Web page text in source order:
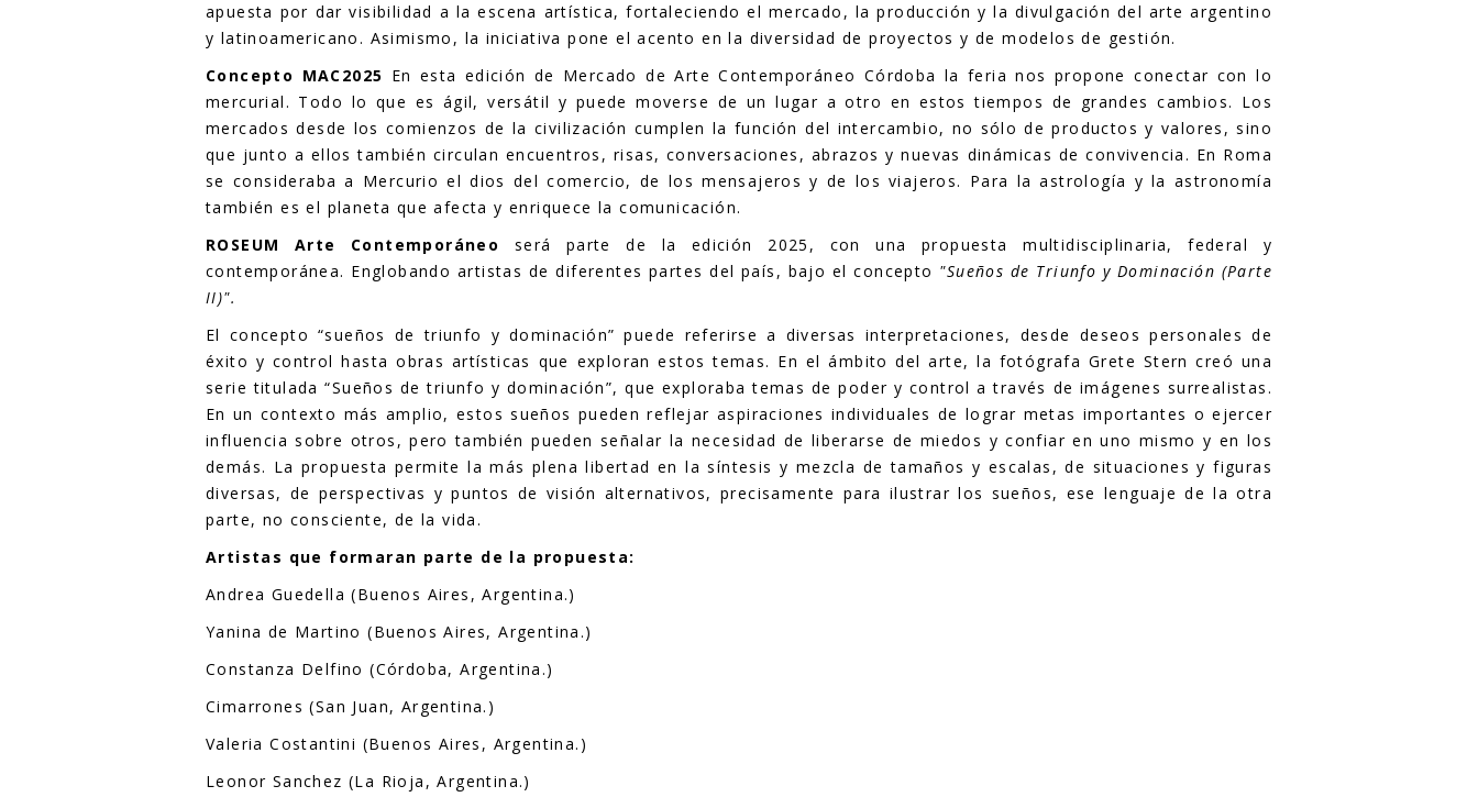
apuesta por dar visibilidad a la escena artística, fortaleciendo el mercado, la producción y la divulgación del arte argentino
y latinoamericano. Asimismo, la iniciativa pone el acento en la diversidad de proyectos y de modelos de gestión.
Concepto MAC2025 En esta edición de Mercado de Arte Contemporáneo Córdoba la feria nos propone conectar con lo
mercurial. Todo lo que es ágil, versátil y puede moverse de un lugar a otro en estos tiempos de grandes cambios. Los
mercados desde los comienzos de la civilización cumplen la función del intercambio, no sólo de productos y valores, sino
que junto a ellos también circulan encuentros, risas, conversaciones, abrazos y nuevas dinámicas de convivencia. En Roma
se consideraba a Mercurio el dios del comercio, de los mensajeros y de los viajeros. Para la astrología y la astronomía
también es el planeta que afecta y enriquece la comunicación.
ROSEUM Arte Contemporáneo
será parte de la edición 2025, con una propuesta multidisciplinaria, federal y
contemporánea. Englobando artistas de diferentes partes del país, bajo el concepto "Sueños de Triunfo y Dominación (Parte
II)".
El concepto “sueños de triunfo y dominación” puede referirse a diversas interpretaciones, desde deseos personales de
éxito y control hasta obras artísticas que exploran estos temas. En el ámbito del arte, la fotógrafa Grete Stern creó una
serie titulada “Sueños de triunfo y dominación”, que exploraba temas de poder y control a través de imágenes surrealistas.
En un contexto más amplio, estos sueños pueden reflejar aspiraciones individuales de lograr metas importantes o ejercer
influencia sobre otros, pero también pueden señalar la necesidad de liberarse de miedos y confiar en uno mismo y en los
demás. La propuesta permite la más plena libertad en la síntesis y mezcla de tamaños y escalas, de situaciones y figuras
diversas, de perspectivas y puntos de visión alternativos, precisamente para ilustrar los sueños, ese lenguaje de la otra
parte, no consciente, de la vida.
Artistas que formaran parte de la propuesta:
Andrea Guedella (Buenos Aires, Argentina.)
Yanina de Martino (Buenos Aires, Argentina.)
Constanza Delfino (Córdoba, Argentina.)
Cimarrones (San Juan, Argentina.)
Valeria Costantini (Buenos Aires, Argentina.)
Leonor Sanchez (La Rioja, Argentina.)